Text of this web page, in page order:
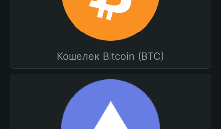
Кошелек Bitcoin (BTC)